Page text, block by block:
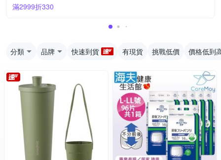
滿2999折330
分類 品牌 快速到貨 有現貨 挑戰低價 價格低到